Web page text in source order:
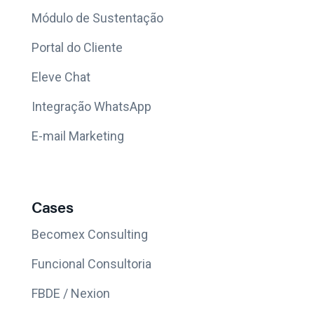
Módulo de Sustentação
Portal do Cliente
Eleve Chat
Integração WhatsApp
E-mail Marketing
Cases
Becomex Consulting
Funcional Consultoria
FBDE / Nexion